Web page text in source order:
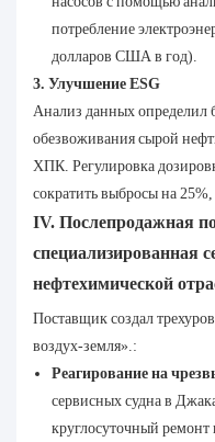
потребление
долларов США в год).
3. Улучшение ESG
Анализ данных определил
обезвоживания сырой
ХПК. Регулировка
сократить выбросы на
IV. Послепродажная
специализированная
нефтехимической
Поставщик создал
воздух-земля».:
Реагирование на
сервисных судна в
круглосуточный ремонт